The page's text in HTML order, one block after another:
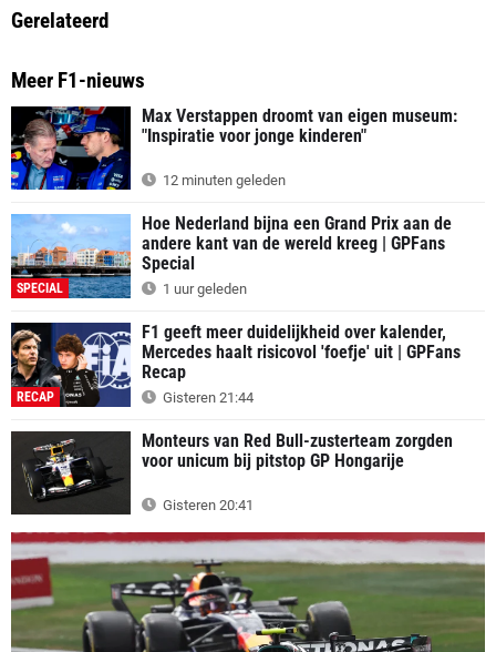
Gerelateerd
Meer F1-nieuws
Max Verstappen droomt van eigen museum:
"Inspiratie voor jonge kinderen"
12 minuten geleden
SPECIAL
Hoe Nederland bijna een Grand Prix aan de
andere kant van de wereld kreeg | GPFans
Special
1 uur geleden
RECAP
F1 geeft meer duidelijkheid over kalender,
Mercedes haalt risicovol 'foefje' uit | GPFans
Recap
Gisteren 21:44
Monteurs van Red Bull-zusterteam zorgden
voor unicum bij pitstop GP Hongarije
Gisteren 20:41